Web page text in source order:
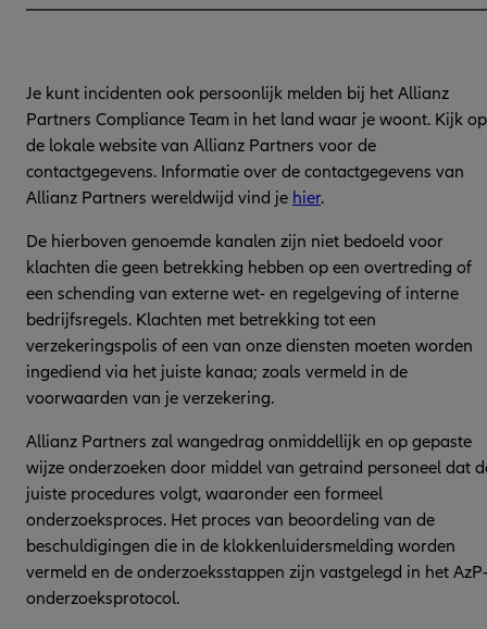
Je kunt incidenten ook persoonlijk melden bij het Allianz
Partners Compliance Team in het land waar je woont. Kijk op
de lokale website van Allianz Partners voor de
contactgegevens. Informatie over de contactgegevens van
Allianz Partners wereldwijd vind je hier.
De hierboven genoemde kanalen zijn niet bedoeld voor
klachten die geen betrekking hebben op een overtreding of
een schending van externe wet- en regelgeving of interne
bedrijfsregels. Klachten met betrekking tot een
verzekeringspolis of een van onze diensten moeten worden
ingediend via het juiste kanaa; zoals vermeld in de
voorwaarden van je verzekering.
Allianz Partners zal wangedrag onmiddellijk en op gepaste
wijze onderzoeken door middel van getraind personeel dat
juiste procedures volgt, waaronder een formeel
onderzoeksproces. Het proces van beoordeling van de
beschuldigingen die in de klokkenluidersmelding worden
vermeld en de onderzoeksstappen zijn vastgelegd in het AzP-
onderzoeksprotocol.